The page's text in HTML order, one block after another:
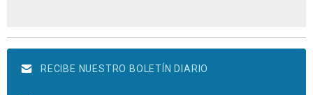
RECIBE NUESTRO BOLETÍN DIARIO